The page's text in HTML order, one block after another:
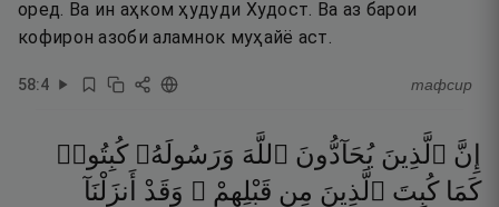
оред. Ва ин аҳком ҳудуди Худост. Ва аз барои
кофирон азоби аламнок муҳайё аст.
58:4 тафсир
إِنَّ ٱلَّذِينَ يُحَآدُّونَ ٱللَّهَ وَرَسُولَهُۥ كُبِتُوا۟
كَمَا كُبِتَ ٱلَّذِينَ مِن قَبْلِهِمْ ۚ وَقَدْ
أَنزَلْنَآ